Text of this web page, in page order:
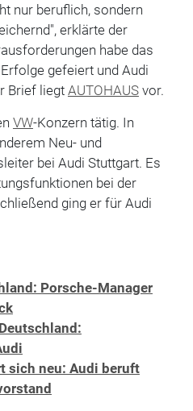
nur beruflich, sondern
erklärte der
habe das
gefeiert und Audi
Brief liegt AUTOHAUSvor.
VW-Konzern tätig. In
Neu- und
bei Audi Stuttgart. Es
bei der
ging er für Audi
Porsche-Manager
sich neu: Audi beruft